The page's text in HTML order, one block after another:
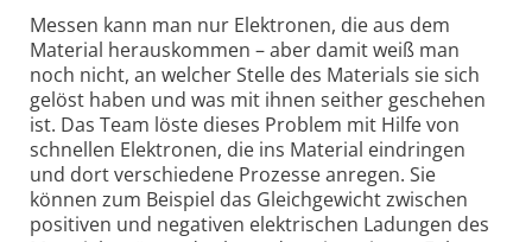
Messen kann man nur Elektronen, die aus dem
Material herauskommen – aber damit weiß man
noch nicht, an welcher Stelle des Materials sie sich
gelöst haben und was mit ihnen seither geschehen
ist. Das Team löste dieses Problem mit Hilfe von
schnellen Elektronen, die ins Material eindringen
und dort verschiedene Prozesse anregen. Sie
können zum Beispiel das Gleich­gewicht zwischen
positiven und negativen elektrischen Ladungen des